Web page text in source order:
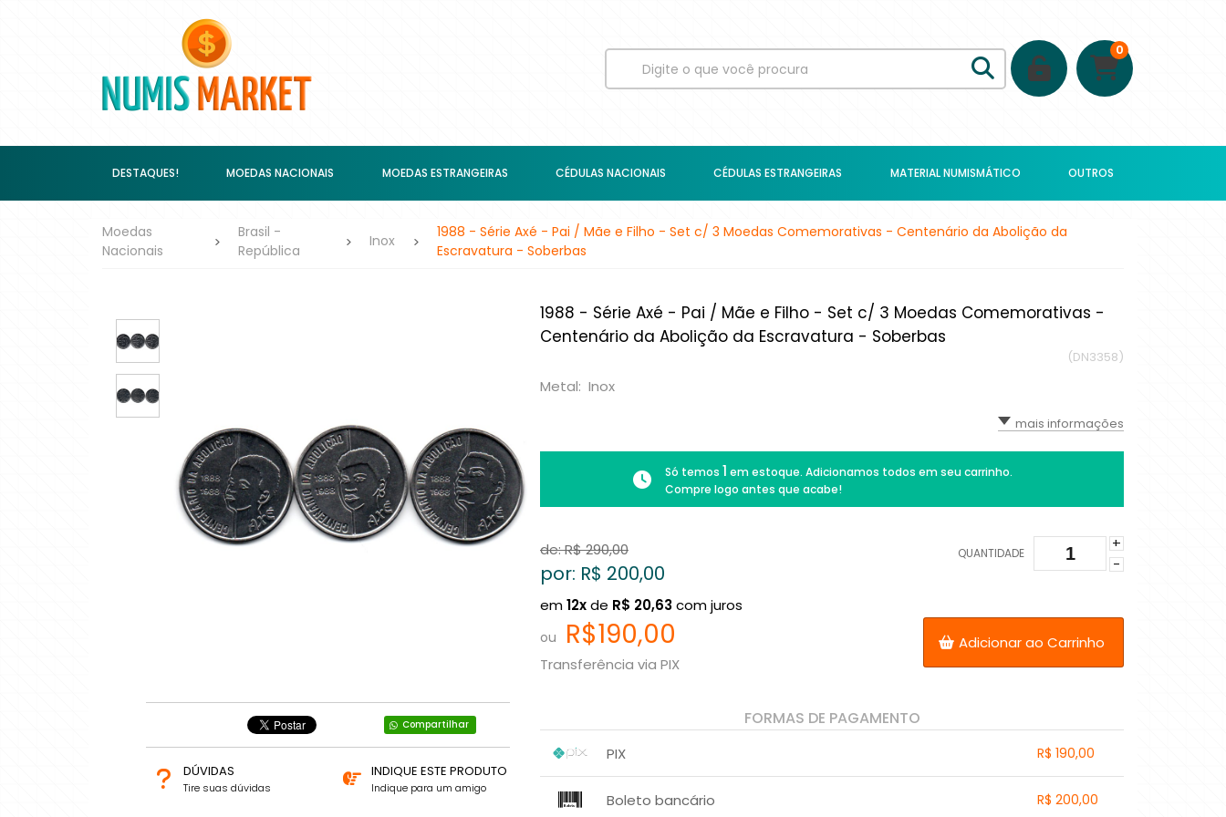
0
DESTAQUES! MOEDAS NACIONAIS MOEDAS ESTRANGEIRAS CÉDULAS NACIONAIS CÉDULAS ESTRANGEIRAS MATERIAL NUMISMÁTICO OUTROS
Moedas
Nacionais
Brasil -
República
Inox
1988 - Série Axé - Pai / Mãe e Filho - Set c/ 3 Moedas Comemorativas - Centenário da Abolição da
Escravatura - Soberbas
Compartilhar
DÚVIDAS
Tire suas dúvidas
INDIQUE ESTE PRODUTO
Indique para um amigo
1988 - Série Axé - Pai / Mãe e Filho - Set c/ 3 Moedas Comemorativas -
Centenário da Abolição da Escravatura - Soberbas
(DN3358)
Metal: Inox
mais informações
Só temos 1 em estoque. Adicionamos todos em seu carrinho.
Compre logo antes que acabe!
de: R$290,00
por: R$ 200,00
em12xde R$ 20,63com juros
ou R$190,00
Transferência via PIX
QUANTIDADE
+
-
Adicionar ao Carrinho
FORMAS DE PAGAMENTO
PIX
R$ 190,00
Boleto bancário
R$ 200,00